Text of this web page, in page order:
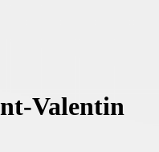
Valentin